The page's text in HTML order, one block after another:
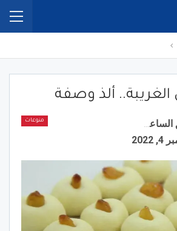
ألذ وصفة
منوعات
برس